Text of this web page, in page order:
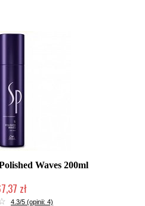
Waves 200ml
zł
wycofany
4.3/5 (opinii: 4)